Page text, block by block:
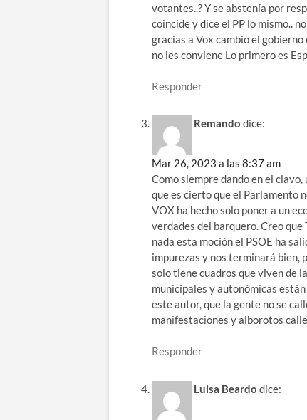
votantes..? Y se abstenía por
coincide y dice el PP lo mismo..
gracias a Vox cambio el gobierno
no les conviene Lo primero es
Responder
Remando dice:
Mar 26, 2023 a las 8:37 am
Como siempre dando en el
que es cierto que el Parlamento
VOX ha hecho solo poner a un
verdades del barquero. Creo que
nada esta moción el PSOE ha
impurezas y nos terminará bien,
solo tiene cuadros que viven de
municipales y autonómicas
este autor, que la gente no se
manifestaciones y alborotos
Responder
Luisa Beardo dice: